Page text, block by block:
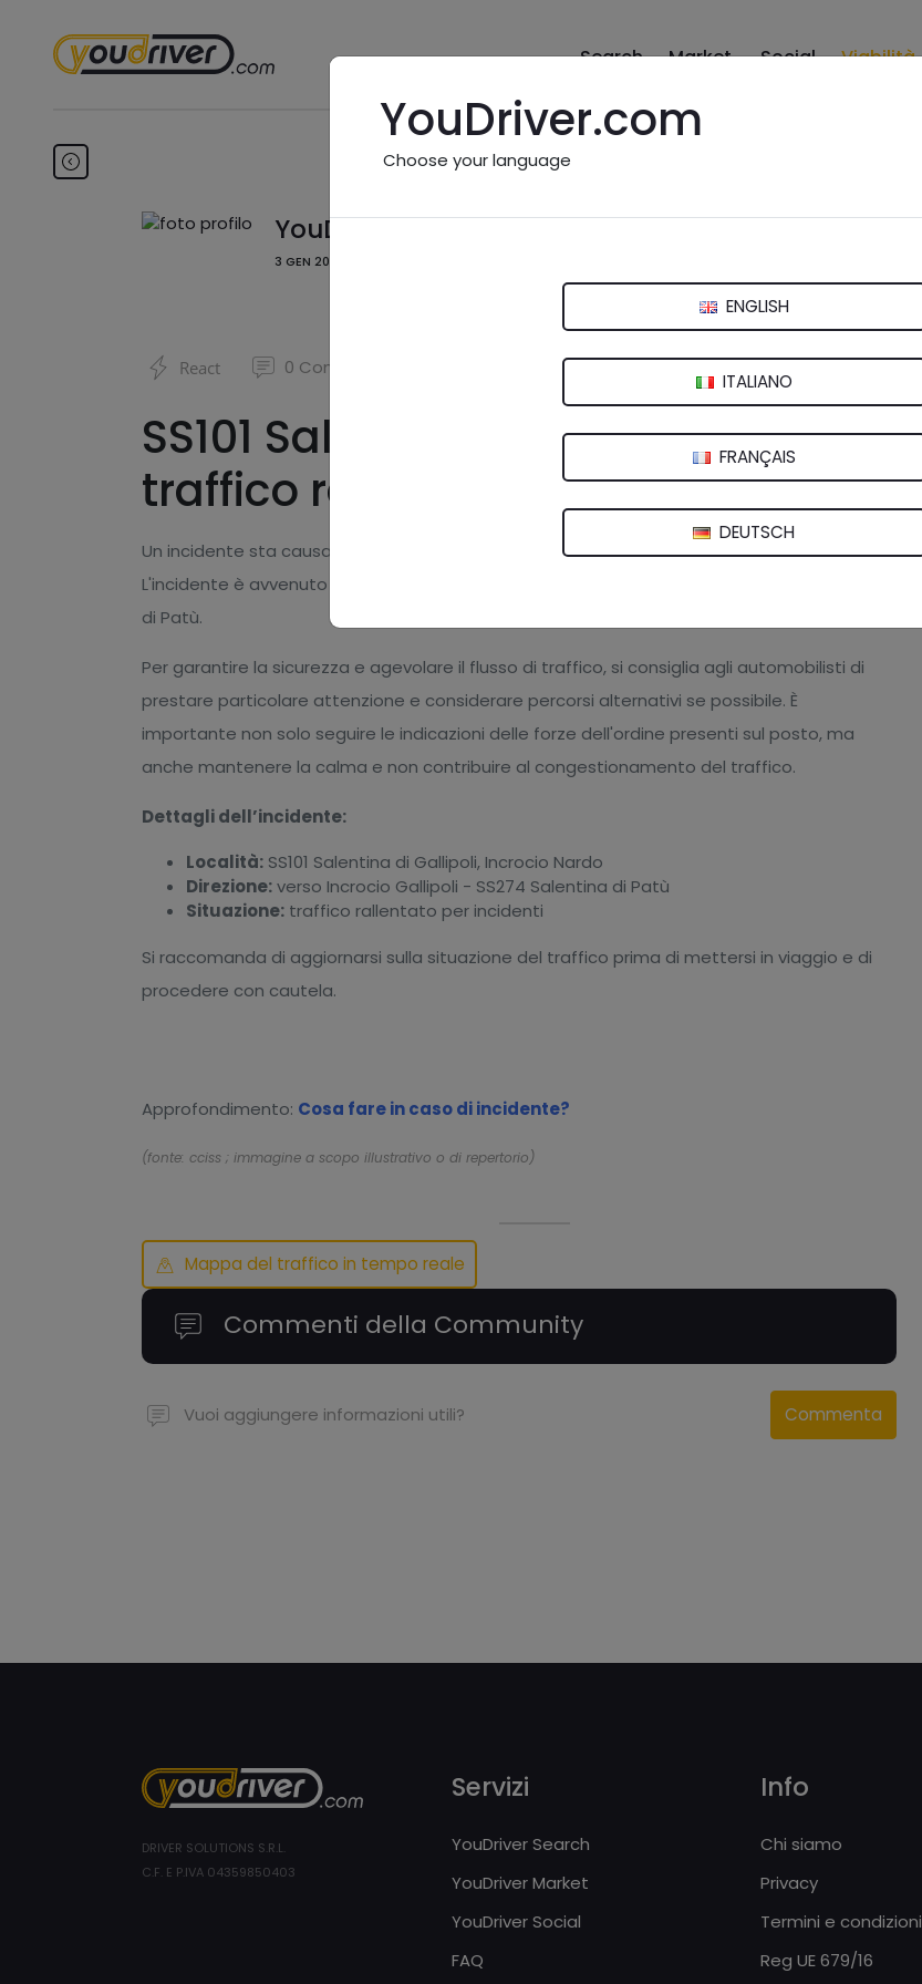
Search Market Social Viabilità
YouDriver - Viabilità
3 GEN 2025, 20:11
React 0 Commenti
SS101 Salentina Di Gallipoli:
traffico rallentato
Un incidente sta causando rallentamenti significativi sullaSS101 Salentina di Gallipoli.
L'incidente è avvenuto all'incrocio di Nardo, verso l'incrocio con Gallipoli e la SS274 Salentina
di Patù.
Per garantire la sicurezza e agevolare il flusso di traffico, si consiglia agli automobilisti di
prestare particolare attenzione e considerare percorsi alternativi se possibile. È
importante non solo seguire le indicazioni delle forze dell'ordine presenti sul posto, ma
anche mantenere la calma e non contribuire al congestionamento del traffico.
Dettagli dell’incidente:
Località: SS101 Salentina di Gallipoli, Incrocio Nardo
Direzione:verso Incrocio Gallipoli - SS274 Salentina di Patù
Situazione: traffico rallentato per incidenti
Si raccomanda di aggiornarsi sulla situazione del traffico prima di mettersi in viaggio e di
procedere con cautela.
Approfondimento: Cosa fare in caso di incidente?
(fonte: cciss ; immagine a scopo illustrativo o di repertorio)
Mappa del traffico in tempo reale
Commenti della Community
Vuoi aggiungere informazioni utili? Commenta
YouDriver.com
Choose your language
ENGLISH
ITALIANO
FRANÇAIS
DEUTSCH
DRIVER SOLUTIONS S.R.L.
C.F. E P.IVA 04359850403
Servizi
YouDriver Search
YouDriver Market
YouDriver Social
FAQ
Info
Chi siamo
Privacy
Termini e condizioni
Reg UE 679/16